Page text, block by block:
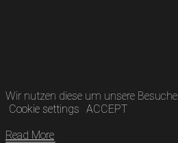
Wir nutzen diese um unsere
Cookie settings ACCEPT
Read More